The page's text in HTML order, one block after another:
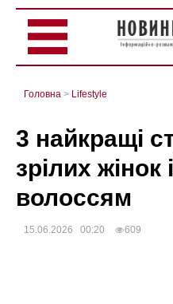
Головна > Lifestyle
3 найкращі
зрілих жінок
волоссям
15.06.2026 00:20 609